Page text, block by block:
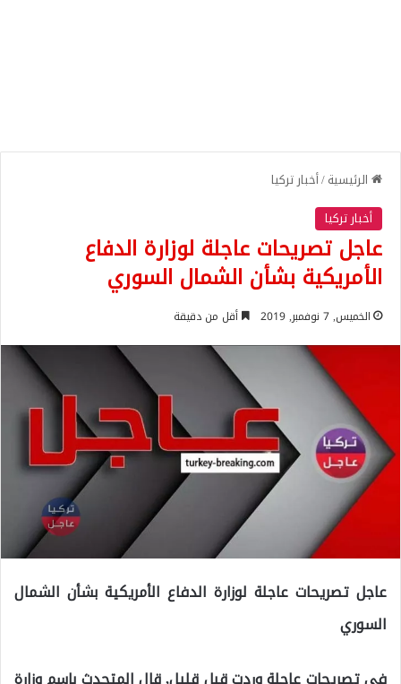
الرئيسية/أخبار تركيا
أخبار تركيا
عاجل تصريحات عاجلة لوزارة الدفاع
الأمريكية بشأن الشمال السوري
الخميس, 7 نوفمبر, 2019 أقل من دقيقة
عاجل تصريحات عاجلة لوزارة الدفاع الأمريكية بشأن الشمال
السوري